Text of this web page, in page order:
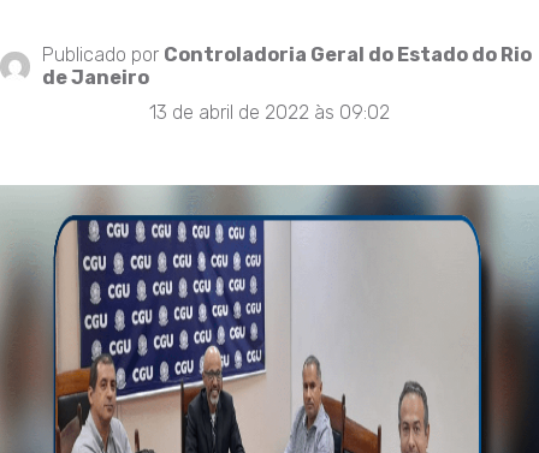
Publicado por Controladoria Geral do Estado do Rio
de Janeiro
13 de abril de 2022 às 09:02